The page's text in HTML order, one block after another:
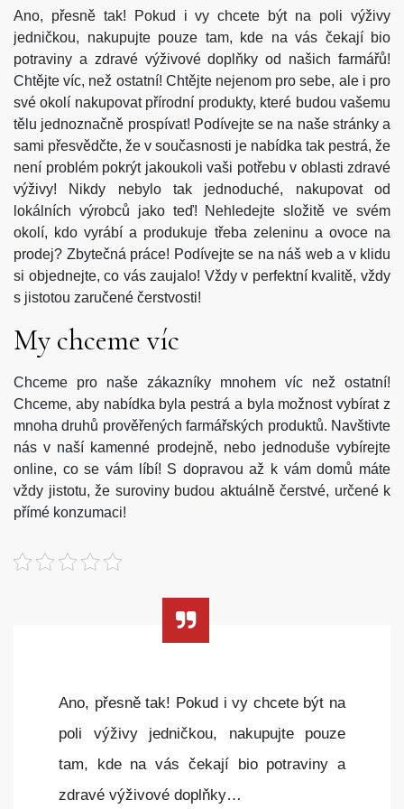
Ano, přesně tak! Pokud i vy chcete být na poli výživy
jedničkou, nakupujte pouze tam, kde na vás čekají bio
potraviny a zdravé výživové doplňky od našich farmářů!
Chtějte víc, než ostatní! Chtějte nejenom pro sebe, ale i pro
své okolí nakupovat přírodní produkty, které budou vašemu
tělu jednoznačně prospívat! Podívejte se na naše stránky a
sami přesvědčte, že v současnosti je nabídka tak pestrá, že
není problém pokrýt jakoukoli vaši potřebu v oblasti zdravé
výživy! Nikdy nebylo tak jednoduché, nakupovat od
lokálních výrobců jako teď! Nehledejte složitě ve svém
okolí, kdo vyrábí a produkuje třeba zeleninu a ovoce na
prodej? Zbytečná práce! Podívejte se na náš web a v klidu
si objednejte, co vás zaujalo! Vždy v perfektní kvalitě, vždy
s jistotou zaručené čerstvosti!
My chceme víc
Chceme pro naše zákazníky mnohem víc než ostatní!
Chceme, aby nabídka byla pestrá a byla možnost vybírat z
mnoha druhů prověřených farmářských produktů. Navštivte
nás v naší kamenné prodejně, nebo jednoduše vybírejte
online, co se vám líbí! S dopravou až k vám domů máte
vždy jistotu, že suroviny budou aktuálně čerstvé, určené k
přímé konzumaci!
Ano, přesně tak! Pokud i vy chcete být na
poli výživy jedničkou, nakupujte pouze
tam, kde na vás čekají bio potraviny a
zdravé výživové doplňky…